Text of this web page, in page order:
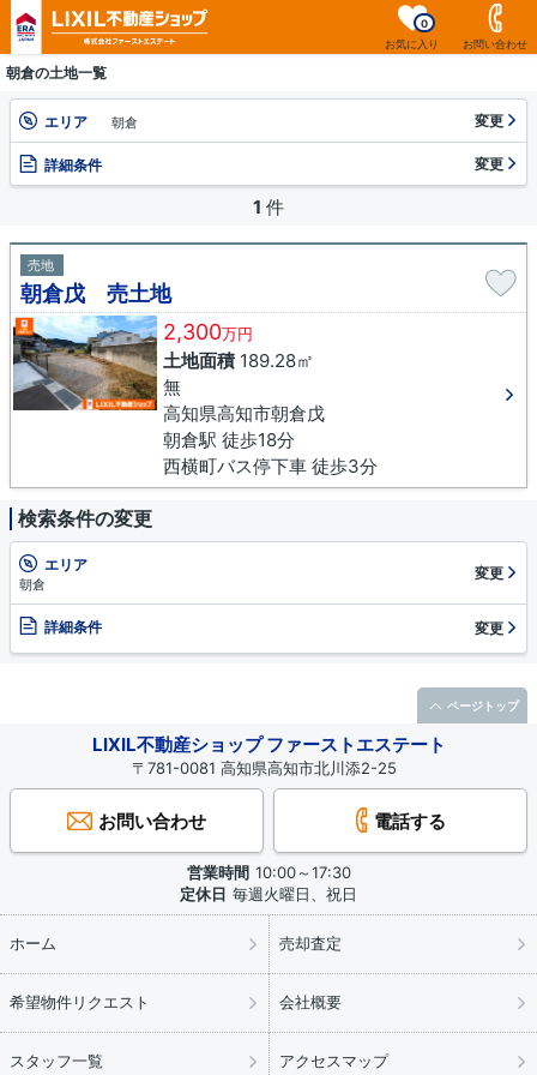
お気に入り
0
お問い合わせ
朝倉の土地一覧
エリア 朝倉 変更
詳細条件 変更
1 件
売地
朝倉戊 売土地
2,300万円
土地面積189.28㎡
無
高知県高知市朝倉戊
朝倉駅 徒歩18分
西横町バス停下車 徒歩3分
検索条件の変更
エリア
朝倉
変更
詳細条件 変更
LIXIL不動産ショップ ファーストエステート
〒781-0081 高知県高知市北川添2-25
お問い合わせ 電話する
営業時間 10:00～17:30
定休日 毎週火曜日、祝日
ホーム 売却査定
希望物件リクエスト 会社概要
スタッフ一覧 アクセスマップ
ページトップ